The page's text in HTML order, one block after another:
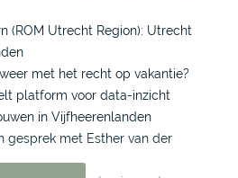
(ROM Utrecht Region): Utrecht
met het recht op vakantie?
platform voor data-inzicht
in Vijfheerenlanden
gesprek met Esther van der